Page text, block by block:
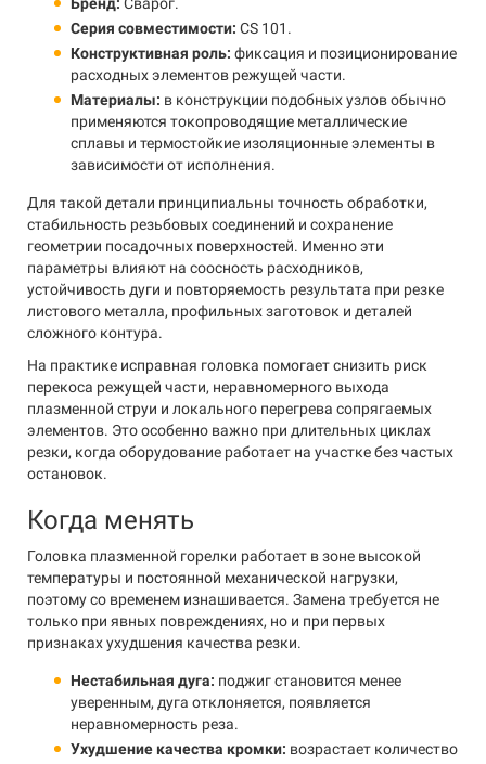
Серия совместимости: CS 101.
Конструктивная роль: фиксация и позиционирование
расходных элементов режущей части.
Материалы: в конструкции подобных узлов обычно
применяются токопроводящие металлические
сплавы и термостойкие изоляционные элементы в
зависимости от исполнения.
Для такой детали принципиальны точность обработки,
стабильность резьбовых соединений и сохранение
геометрии посадочных поверхностей. Именно эти
параметры влияют на соосность расходников,
устойчивость дуги и повторяемость результата при резке
листового металла, профильных заготовок и деталей
сложного контура.
На практике исправная головка помогает снизить риск
перекоса режущей части, неравномерного выхода
плазменной струи и локального перегрева сопрягаемых
элементов. Это особенно важно при длительных циклах
резки, когда оборудование работает на участке без частых
остановок.
Когда менять
Головка плазменной горелки работает в зоне высокой
температуры и постоянной механической нагрузки,
поэтому со временем изнашивается. Замена требуется не
только при явных повреждениях, но и при первых
признаках ухудшения качества резки.
Нестабильная дуга: поджиг становится менее
уверенным, дуга отклоняется, появляется
неравномерность реза.
Ухудшение качества кромки: возрастает количество